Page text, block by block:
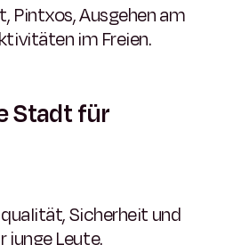
Pintxos, Ausgehen am
im Freien.
Stadt für
Sicherheit und
Leute.